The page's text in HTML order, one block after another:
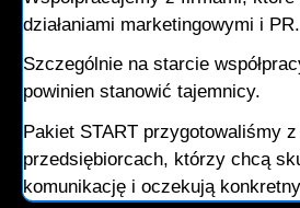
działaniami marketingowymi i PR.
Szczególnie na starcie
powinien stanowić tajemnicy.
Pakiet START przygotowaliśmy
przedsiębiorcach, którzy chcą
komunikację i oczekują